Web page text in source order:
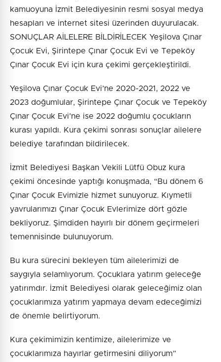
kamuoyuna İzmit Belediyesinin resmi sosyal medya
hesapları ve internet sitesi üzerinden duyurulacak.
SONUÇLAR AİLELERE BİLDİRİLECEK Yeşilova Çınar
Çocuk Evi, Şirintepe Çınar Çocuk Evi ve Tepeköy
Çınar Çocuk Evi için kura çekimi gerçekleştirildi.
Yeşilova Çınar Çocuk Evi’ne 2020-2021, 2022 ve
2023 doğumlular, Şirintepe Çınar Çocuk ve Tepeköy
Çınar Çocuk Evi’ne ise 2022 doğumlu çocukların
kurası yapıldı. Kura çekimi sonrası sonuçlar ailelere
belediye tarafından bildirilecek.
İzmit Belediyesi Başkan Vekili Lütfü Obuz kura
çekimi öncesinde yaptığı konuşmada, “Bu dönem 6
Çınar Çocuk Evimizle hizmet sunuyoruz. Kıymetli
yavrularımızı Çınar Çocuk Evlerimize dört gözle
bekliyoruz. Şimdiden hayırlı bir dönem geçirmeleri
temennisinde bulunuyorum.
Bu kura sürecini bekleyen tüm ailelerimizi de
saygıyla selamlıyorum. Çocuklara yatırım geleceğe
yatırımdır. İzmit Belediyesi olarak geleceğimiz olan
çocuklarımıza yatırım yapmaya devam edeceğimizi
de önemle belirtiyorum.
Kura çekimimizin kentimize, ailelerimize ve
çocuklarımıza hayırlar getirmesini diliyorum”